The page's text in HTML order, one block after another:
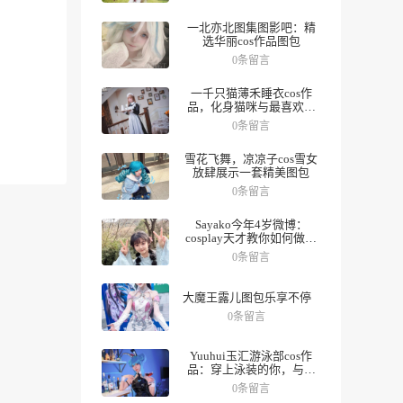
一北亦北图集图影吧：精
选华丽cos作品图包
0条留言
一千只猫薄禾睡衣cos作
品，化身猫咪与最喜欢的
人一起度过夜晚。
0条留言
雪花飞舞，凉凉子cos雪女
放肆展示一套精美图包
0条留言
Sayako今年4岁微博：
cosplay天才教你如何做好
角色，数十组美图带你领
略精彩人生。
0条留言
大魔王露儿图包乐享不停
0条留言
Yuuhui玉汇游泳部cos作
品：穿上泳装的你，与众
不同
0条留言